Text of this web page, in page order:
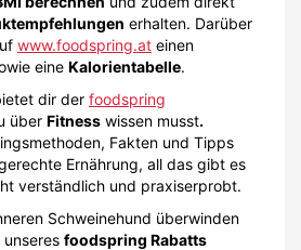
erhalten. Darüber
www.foodspring.at einen
eine Kalorientabelle.
dir der foodspring
über Fitness wissen musst.
Fakten und Tipps
Ernährung, all das gibt es
verständlich und praxiserprobt.
Schweinehund überwinden
foodspring Rabatts